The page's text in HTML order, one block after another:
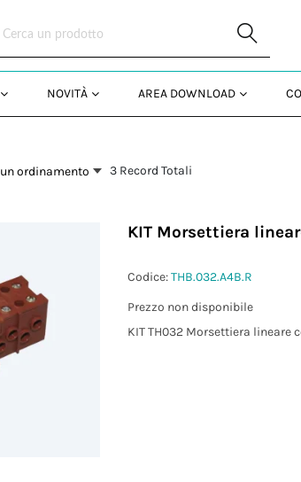
NOVITÀ AREA DOWNLOAD
ordinamento 3 Record Totali
KIT Morsettiera
Codice:THB.032.A4B.R
Prezzo non disponibile
KIT TH032 Morsettiera lineare